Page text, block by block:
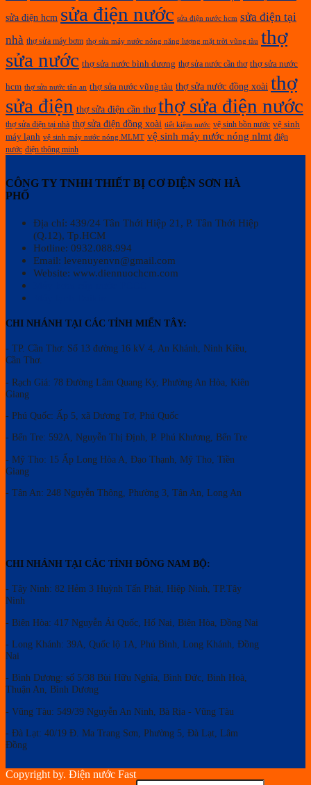
sửa điện hcm sửa điện nước sửa điện nước hcm sửa điện tại
nhà thợ sửa máy bơm thợ sửa máy nước nóng năng lượng mặt trời vũng tàu thợ
sửa nước thợ sửa nước bình dương thợ sửa nước cần thơ thợ sửa nước
hcm thợ sửa nước tân an thợ sửa nước vũng tàu thợ sửa nước đồng xoài thợ
sửa điện thợ sửa điện cần thơ thợ sửa điện nước
thợ sửa điện tại nhà thợ sửa điện đồng xoài tiết kiệm nước vệ sinh bồn nước vệ sinh
máy lạnh vệ sinh máy nước nóng MLMT vệ sinh máy nước nóng nlmt điện
nước điện thông minh
CÔNG TY TNHH THIẾT BỊ CƠ ĐIỆN SƠN HÀ
PHỐ
Địa chỉ: 439/24 Tân Thới Hiệp 21, P. Tân Thới Hiệp
(Q.12), Tp.HCM
Hotline: 0932.088.994
Email: levenuyenvn@gmail.com
Website: www.diennuochcm.com
CHI NHÁNH TẠI CÁC TỈNH MIẾN TÂY:
- TP. Cần Thơ: Số 13 đường 16 kV 4, An Khánh, Ninh Kiều,
Cần Thơ.
- Rạch Giá: 78 Đường Lâm Quang Ky, Phường An Hòa, Kiên
Giang
- Phú Quốc: Ấp 5, xã Dương Tơ, Phú Quốc
- Bến Tre: 592A, Nguyễn Thị Định, P. Phú Khương, Bến Tre
- Mỹ Tho: 15 Ấp Long Hòa A, Đạo Thạnh, Mỹ Tho, Tiền
Giang
- Tân An: 248 Nguyễn Thông, Phường 3, Tân An, Long An
CHI NHÁNH TẠI CÁC TỈNH ĐÔNG NAM BỘ:
- Tây Ninh: 82 Hẻm 3 Huỳnh Tấn Phát, Hiệp Ninh, TP.Tây
Ninh
- Biên Hòa: 417 Nguyễn Ái Quốc, Hố Nai, Biên Hòa, Đồng Nai
- Long Khánh: 39A, Quốc lộ 1A, Phú Bình, Long Khánh, Đồng
Nai
- Bình Dương: số 5/38 Bùi Hữu Nghĩa, Bình Đức, Binh Hoà,
Thuận An, Bình Dương
- Vũng Tàu: 549/39 Nguyễn An Ninh, Bà Rịa - Vũng Tàu
- Đà Lạt: 40/19 Đ. Ma Trang Sơn, Phường 5, Đà Lạt, Lâm
Đồng
Copyright by. Điện nước Fast